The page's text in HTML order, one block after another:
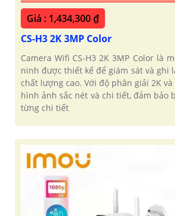
Giá : 1,434,300 ₫
CS-H3 2K 3MP Color
Camera Wifi CS-H3 2K 3MP Color là
ninh được thiết kế để giám sát và ghi
chất lượng cao. Với độ phân giải 2K và
hình ảnh sắc nét và chi tiết, đảm bảo
từng chi tiết